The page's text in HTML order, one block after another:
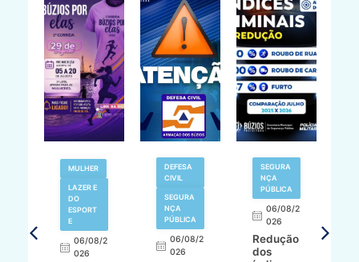
MULHER
LAZER E
DO
ESPORT
E
06/08/2
026
DEFESA
CIVIL
SEGURA
NÇA
PÚBLICA
06/08/2
026
SEGURA
NÇA
PÚBLICA
06/08/2
026
Redução
dos